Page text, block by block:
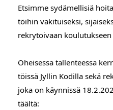
Etsimme sydämellisiä
töihin vakituiseksi,
rekrytoivaan
Oheisessa tallenteessa
töissä Jyllin Kodilla sekä
joka on käynnissä
täältä: